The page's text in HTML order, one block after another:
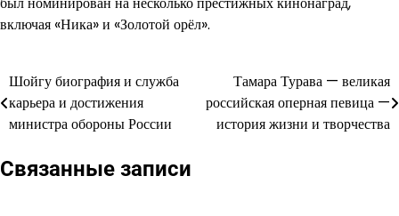
включая «Ника» и «Золотой орёл».
Навигация
по
Шойгу биография и служба
карьера и достижения
министра обороны России
Тамара Турава — великая
российская оперная певица —
история жизни и творчества
Связанные записи